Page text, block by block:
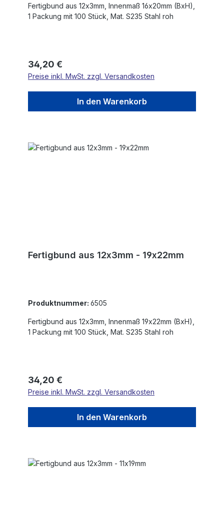
Fertigbund aus 12x3mm, Innenmaß 16x20mm (BxH),
1 Packung mit 100 Stück, Mat. S235 Stahl roh
Regulärer Preis:
34,20 €
Preise inkl. MwSt. zzgl. Versandkosten
In den Warenkorb
Fertigbund aus 12x3mm - 19x22mm
Produktnummer: 6505
Fertigbund aus 12x3mm, Innenmaß 19x22mm (BxH),
1 Packung mit 100 Stück, Mat. S235 Stahl roh
Regulärer Preis:
34,20 €
Preise inkl. MwSt. zzgl. Versandkosten
In den Warenkorb